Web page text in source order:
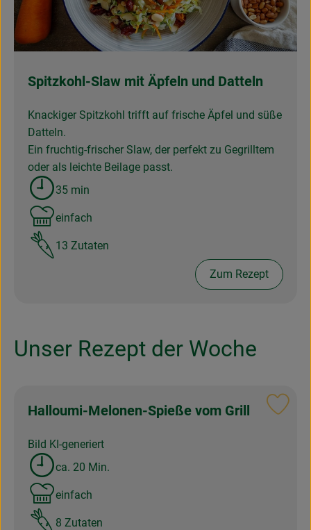
Obst & Gemüse
Frisches
Naturkost
Drogerie & Diverses
Lieferservice
Über uns
Infos
Spitzkohl-Slaw mit Äpfeln und Datteln
Knackiger Spitzkohl trifft auf frische Äpfel und süße
Datteln.
Ein fruchtig-frischer Slaw, der perfekt zu Gegrilltem
oder als leichte Beilage passt.
Zubreitungszeit:
35 min
Schwierigkeit:
einfach
13 Zutaten
Zum Rezept
Unser Rezept der Woche
Halloumi-Melonen-Spieße vom Grill
Bild KI-generiert
Zubreitungszeit:
ca. 20 Min.
Schwierigkeit:
einfach
8 Zutaten